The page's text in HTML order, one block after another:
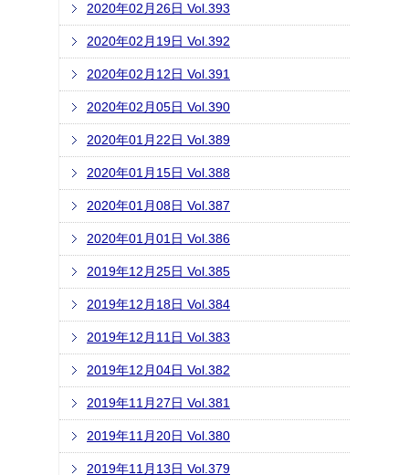
2020年02月26日 Vol.393
2020年02月19日 Vol.392
2020年02月12日 Vol.391
2020年02月05日 Vol.390
2020年01月22日 Vol.389
2020年01月15日 Vol.388
2020年01月08日 Vol.387
2020年01月01日 Vol.386
2019年12月25日 Vol.385
2019年12月18日 Vol.384
2019年12月11日 Vol.383
2019年12月04日 Vol.382
2019年11月27日 Vol.381
2019年11月20日 Vol.380
2019年11月13日 Vol.379